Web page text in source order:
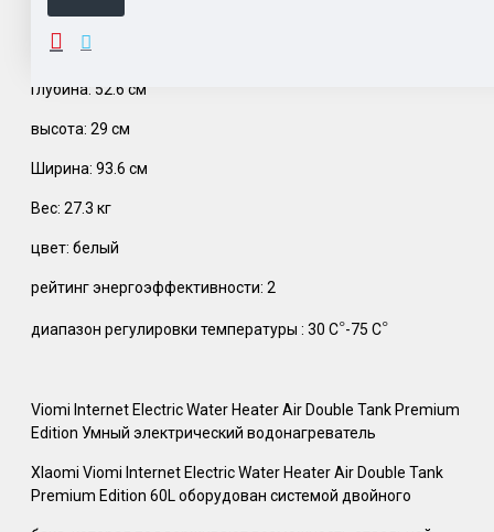
ОПИСАНИЕ
Глубина: 52.6 см
высота: 29 см
Ширина: 93.6 см
Вес: 27.3 кг
цвет: белый
рейтинг энергоэффективности: 2
диапазон регулировки температуры : 30 С°-75 С°
Viomi Internet Electric Water Heater Air Double Tank Premium
Edition Умный электрический водонагреватель
Xlaomi Viomi Internet Electric Water Heater Air Double Tank
Premium Edition 60L оборудован системой двойного